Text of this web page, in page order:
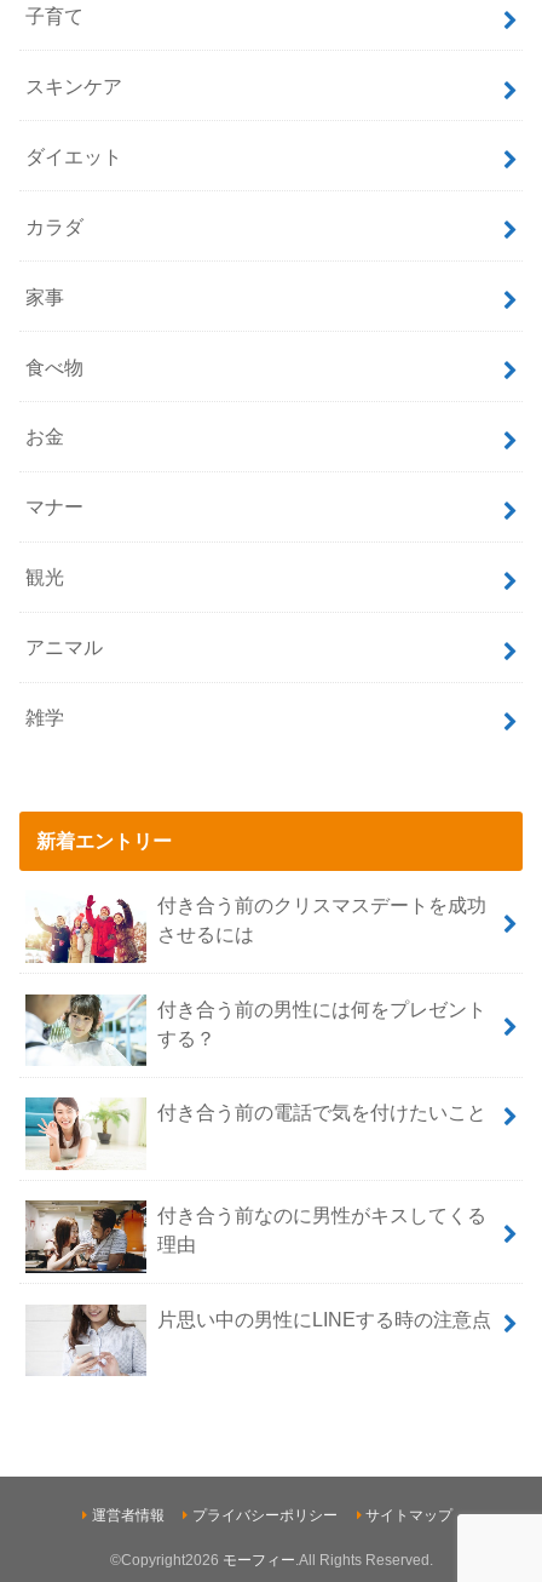
子育て
スキンケア
ダイエット
カラダ
家事
食べ物
お金
マナー
観光
アニマル
雑学
新着エントリー
付き合う前のクリスマスデートを成功
させるには
付き合う前の男性には何をプレゼント
する？
付き合う前の電話で気を付けたいこと
付き合う前なのに男性がキスしてくる
理由
片思い中の男性にLINEする時の注意点
運営者情報 プライバシーポリシー サイトマップ
©Copyright2026 モーフィー.All Rights Reserved.